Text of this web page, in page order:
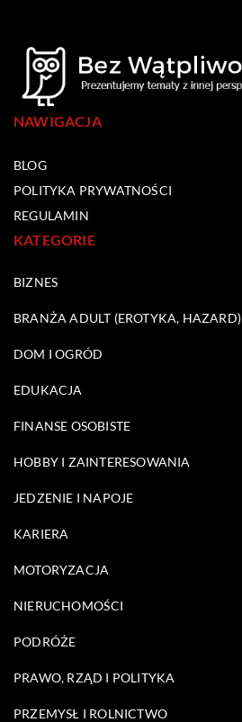
NAWIGACJA
BLOG
POLITYKA PRYWATNOŚCI
REGULAMIN
KATEGORIE
BIZNES
BRANŻA ADULT (EROTYKA, HAZARD)
DOM I OGRÓD
EDUKACJA
FINANSE OSOBISTE
HOBBY I ZAINTERESOWANIA
JEDZENIE I NAPOJE
KARIERA
MOTORYZACJA
NIERUCHOMOŚCI
PODRÓŻE
PRAWO, RZĄD I POLITYKA
PRZEMYSŁ I ROLNICTWO